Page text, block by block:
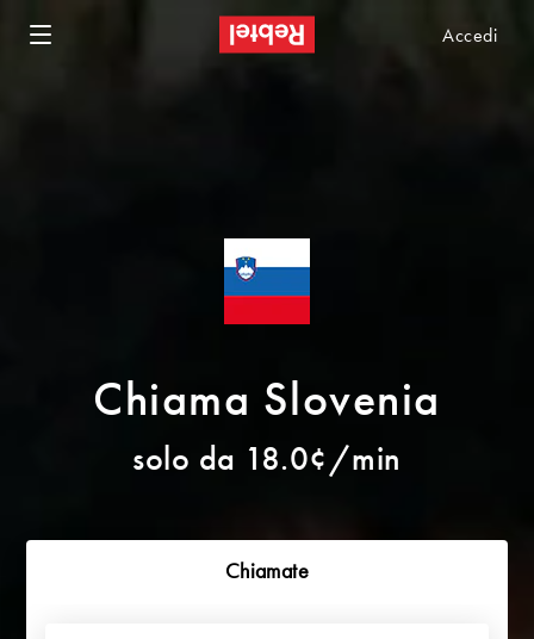
Accedi
Chiama Slovenia
solo da 18.0¢/min
Chiamate